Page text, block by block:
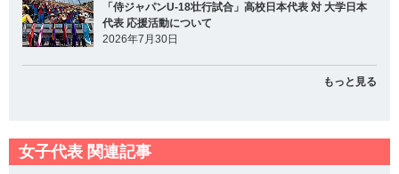
「侍ジャパンU-18壮行試合」高校日本代表 対 大学日本
代表 応援活動について
2026年7月30日
もっと見る
女子代表 関連記事